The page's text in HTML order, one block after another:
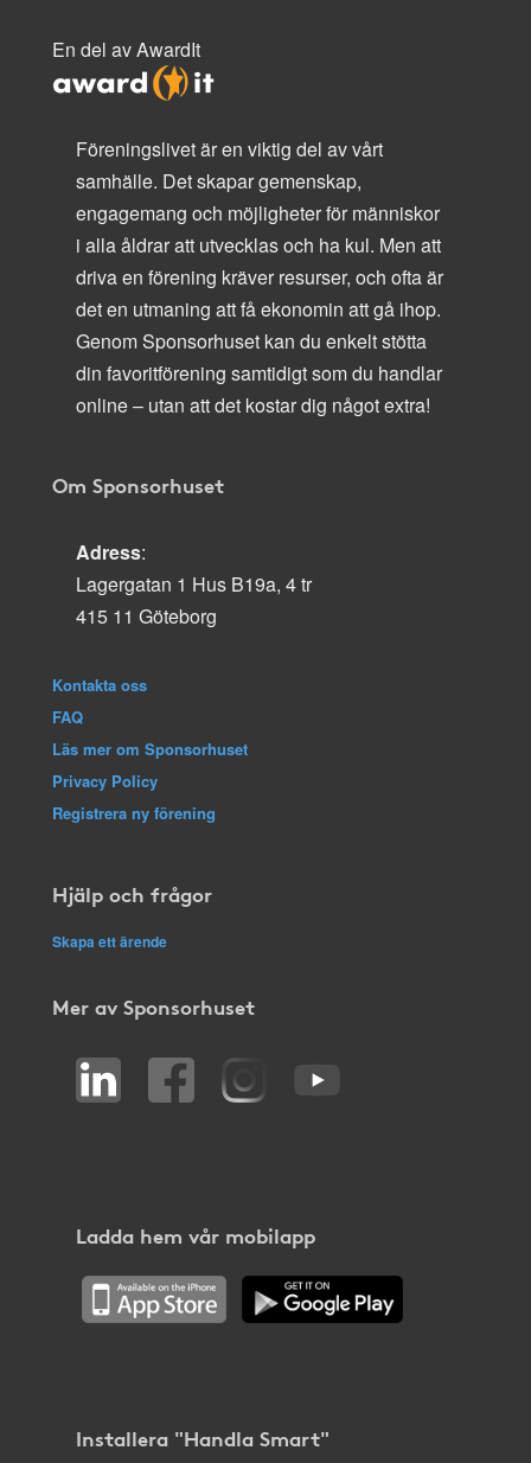
En del av AwardIt
Föreningslivet är en viktig del av vårt
samhälle. Det skapar gemenskap,
engagemang och möjligheter för människor
i alla åldrar att utvecklas och ha kul. Men att
driva en förening kräver resurser, och ofta är
det en utmaning att få ekonomin att gå ihop.
Genom Sponsorhuset kan du enkelt stötta
din favoritförening samtidigt som du handlar
online – utan att det kostar dig något extra!
Om Sponsorhuset
Adress:
Lagergatan 1 Hus B19a, 4 tr
415 11 Göteborg
Kontakta oss
FAQ
Läs mer om Sponsorhuset
Privacy Policy
Registrera ny förening
Hjälp och frågor
Skapa ett ärende
Mer av Sponsorhuset
Ladda hem vår mobilapp
Installera "Handla Smart"